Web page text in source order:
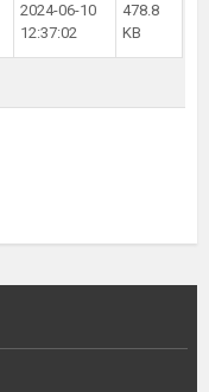
2024-06-10
12:37:02
478.8
KB